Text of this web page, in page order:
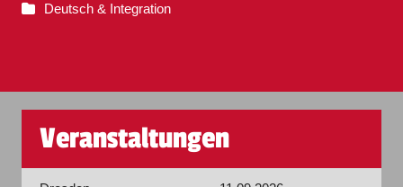
Deutsch & Integration
Veranstaltungen